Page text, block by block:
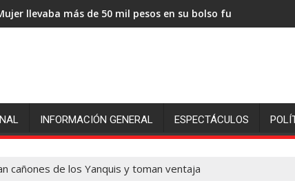
llevaba más de 50 mil pesos en su bolso fue
INFORMACIÓN GENERAL ESPECTÁCULOS
cañones de los Yanquis y toman ventaja